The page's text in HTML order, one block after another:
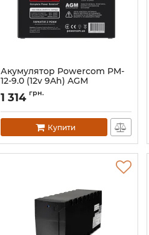
Акумулятор Powercom PM-
12-9.0 (12v 9Ah) AGM
Артикул: 00340036
1 314 грн.
Купити